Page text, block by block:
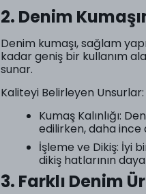
2. Denim
Denim kumaşı, sağlam
kadar geniş bir kullanım
sunar.
Kaliteyi Belirleyen Unsurlar:
Kumaş Kalınlığı:
edilirken, daha ince
İşleme ve Dikiş: İyi
dikiş hatlarının
3. Farklı Denim